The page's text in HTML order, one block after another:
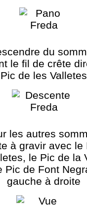
du
le fil de crête
Pic de les Valletes
les autres
à gravir avec le
le Pic de la
Pic de Font
gauche à droite